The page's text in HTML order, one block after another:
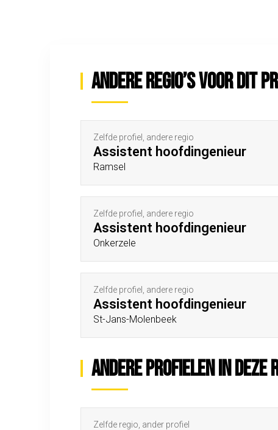
Andere regio’s voor dit
Zelfde profiel, andere regio
Assistent hoofdingenieur
Ramsel
Zelfde profiel, andere regio
Assistent hoofdingenieur
Onkerzele
Zelfde profiel, andere regio
Assistent hoofdingenieur
St-Jans-Molenbeek
Andere profielen in deze
Zelfde regio, ander profiel